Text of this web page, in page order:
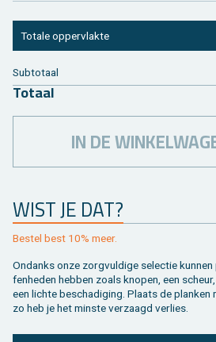
WIST JE DAT?
Be­stel best 10% meer.
On­danks onze zorg­vul­di­ge se­lec­tie
fen­he­den heb­ben zoals kno­pen, een
een lich­te be­scha­di­ging. Plaats de plan­ken
zo heb je het min­ste ver­zaagd ver­lies.
To­ta­le op­per­vlak­te
Sub­to­taal
To­taal
IN DE